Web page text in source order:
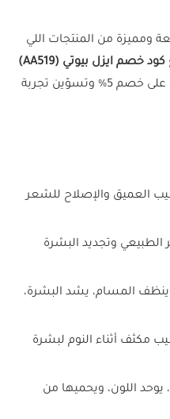
ومميزة من المنتجات اللي
كود خصم ايزل بيوتي (AA519
)
، تقدرين تحصلين على خصم 5% وتسوّين تجربة
العميق والإصلاح للشعر
الطبيعي وتجديد البشرة
المسام، يشد البشرة،
مكثف أثناء النوم لبشرة
يوحد اللون، ويحميها من